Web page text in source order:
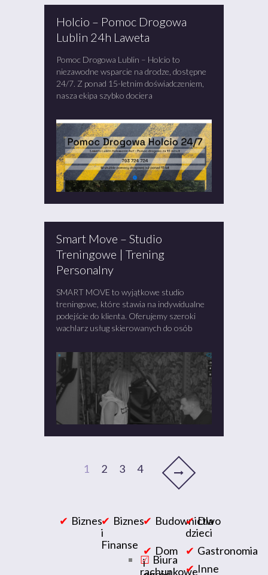
Holcio – Pomoc Drogowa
Lublin 24h Laweta
Pomoc Drogowa Lublin – Holcio to
niezawodne wsparcie na drodze, dostępne
24/7. Z ponad 15-letnim doświadczeniem,
nasza ekipa szybko dociera
Smart Move – Studio
Treningowe | Trening
Personalny
SMART MOVE to wyjątkowe studio
treningowe, które stawia na indywidualne
podejście do klienta. Oferujemy szeroki
wachlarz usług skierowanych do osób
1 2 3 4
Biznes
Biznes
i
Finanse
Biura
rachunkowe
Budownictwo
Dla
dzieci
Dom
i
Gastronomia
Inne